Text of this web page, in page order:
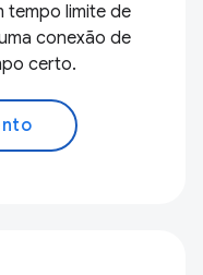
tempo limite de
conexão de
certo.